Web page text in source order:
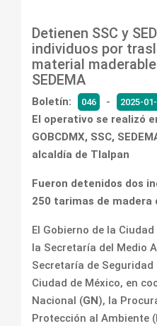
Detienen SSC y
individuos por
material
SEDEMA
Boletín: 046 - 2025-
El operativo se realizó
GOBCDMX, SSC,
alcaldía de Tlalpan
Fueron detenidos dos
250 tarimas de madera
El Gobierno de la
la Secretaría del Medio
Secretaría de Seguridad
Ciudad de México, en
Nacional (GN ), la
Protección al Ambiente (